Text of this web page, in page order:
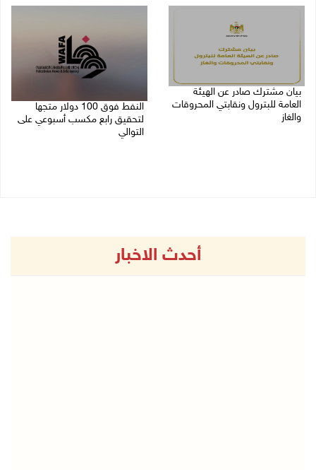
بيان مشترك صادر عن الهيئة
العامة للبترول ونقابتي المحروقات
والغاز
النفط فوق 100 دولار متجها
لتحقيق رابع مكسب أسبوعي على
التوالي
أحدث الاخبار